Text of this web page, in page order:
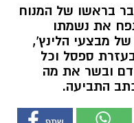
בראשו של המנוח
את נשמתו
מבצעי הלינץ',
ספסל וכל
דם ובשר את מה
התביעה.